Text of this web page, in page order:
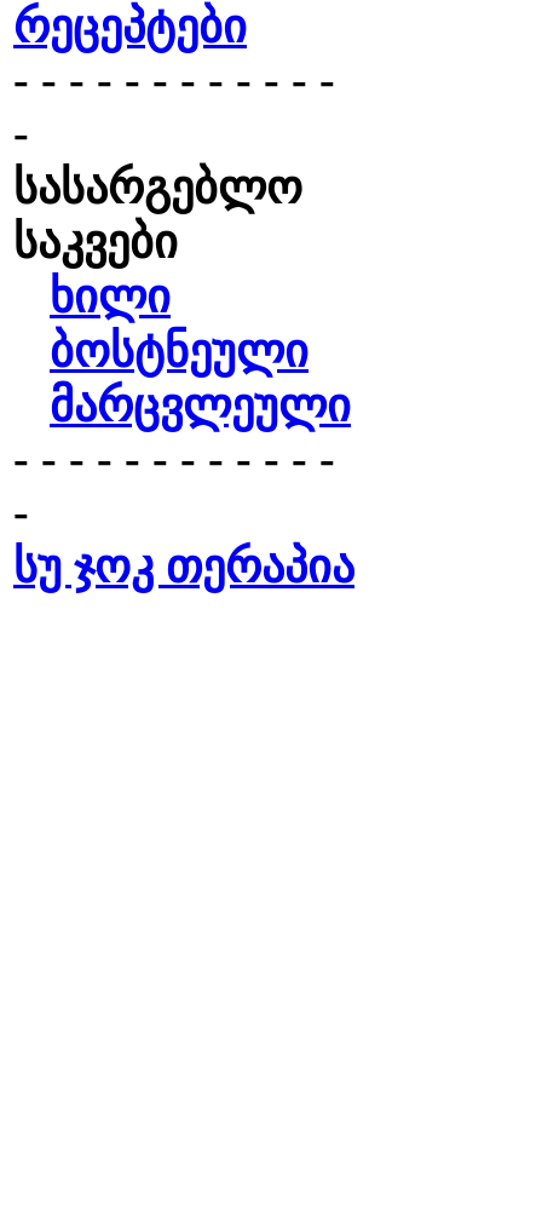
რეცეპტები
- - - - - - - - - - - -
-
სასარგებლო
საკვები
ხილი
ბოსტნეული
მარცვლეული
- - - - - - - - - - - -
-
სუ ჯოკ თერაპია